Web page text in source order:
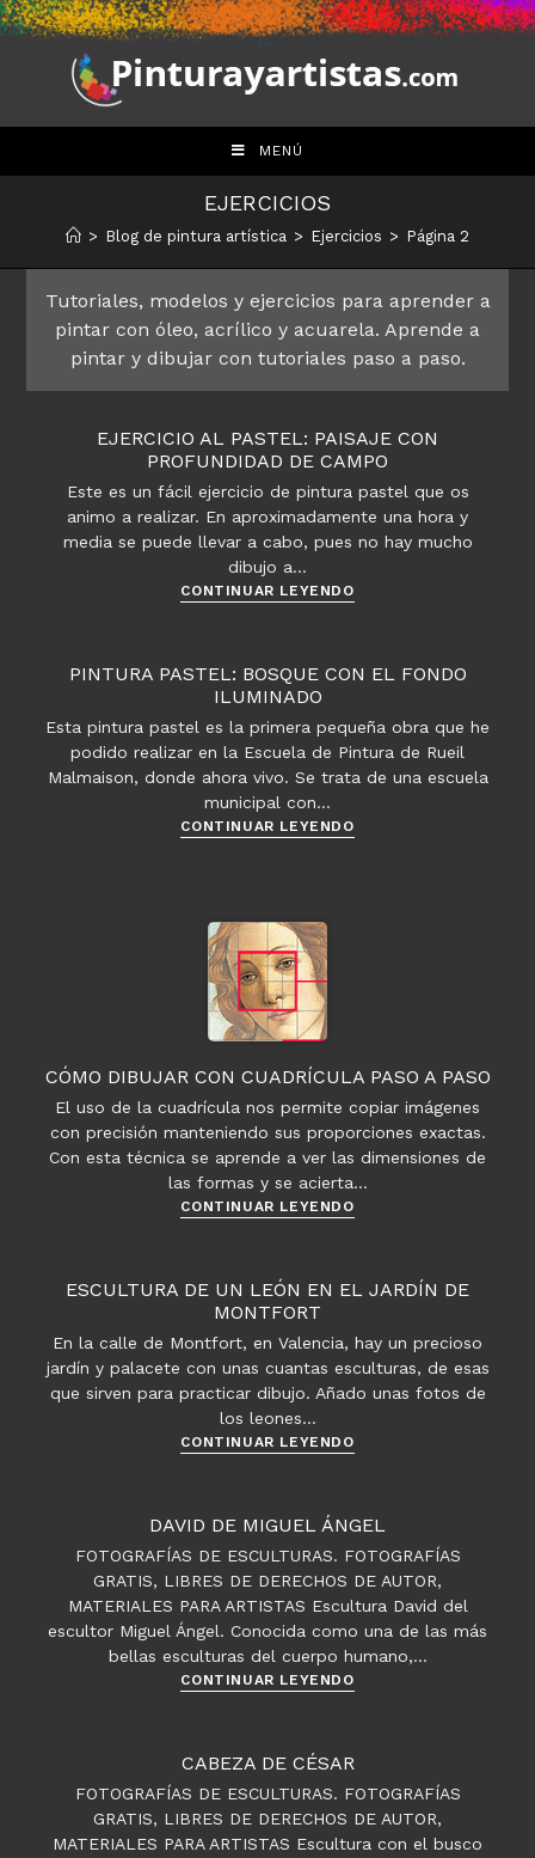
Saltar
al
contenido
MENÚ
EJERCICIOS
> Blog de pintura artística > Ejercicios > Página 2
Tutoriales, modelos y ejercicios para aprender a
pintar con óleo, acrílico y acuarela. Aprende a
pintar y dibujar con tutoriales paso a paso.
EJERCICIO AL PASTEL: PAISAJE CON
PROFUNDIDAD DE CAMPO
Este es un fácil ejercicio de pintura pastel que os
animo a realizar. En aproximadamente una hora y
media se puede llevar a cabo, pues no hay mucho
dibujo a…
CONTINUAR LEYENDOEjercicio
Paisaje
PINTURA PASTEL: BOSQUE CON EL FONDO
ILUMINADO
Esta pintura pastel es la primera pequeña obra que he
podido realizar en la Escuela de Pintura de Rueil
Malmaison, donde ahora vivo. Se trata de una escuela
municipal con…
CONTINUAR LEYENDOPintura
CÓMO DIBUJAR CON CUADRÍCULA PASO A PASO
El uso de la cuadrícula nos permite copiar imágenes
con precisión manteniendo sus proporciones exactas.
Con esta técnica se aprende a ver las dimensiones de
las formas y se acierta…
CONTINUAR LEYENDOCómo
cuadrícula
paso
ESCULTURA DE UN LEÓN EN EL JARDÍN DE
MONTFORT
En la calle de Montfort, en Valencia, hay un precioso
jardín y palacete con unas cuantas esculturas, de esas
que sirven para practicar dibujo. Añado unas fotos de
los leones…
CONTINUAR LEYENDOEscultura
león
el
Jardín
de
Montfort
DAVID DE MIGUEL ÁNGEL
FOTOGRAFÍAS DE ESCULTURAS. FOTOGRAFÍAS
GRATIS, LIBRES DE DERECHOS DE AUTOR,
MATERIALES PARA ARTISTAS Escultura David del
escultor Miguel Ángel. Conocida como una de las más
bellas esculturas del cuerpo humano,…
CONTINUAR LEYENDODavid
Ángel
CABEZA DE CÉSAR
FOTOGRAFÍAS DE ESCULTURAS. FOTOGRAFÍAS
GRATIS, LIBRES DE DERECHOS DE AUTOR,
MATERIALES PARA ARTISTAS Escultura con el busco